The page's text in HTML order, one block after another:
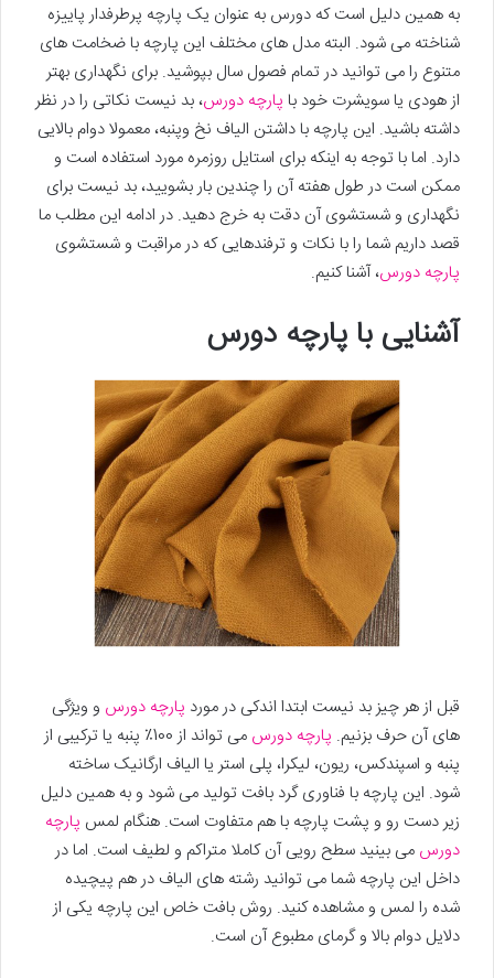
به همین دلیل است که دورس به عنوان یک پارچه پرطرفدار پاییزه
شناخته می شود. البته مدل های مختلف این پارچه با ضخامت های
متنوع را می توانید در تمام فصول سال بپوشید. برای نگهداری بهتر
از هودی یا سویشرت خود با پارچه دورس، بد نیست نکاتی را در نظر
داشته باشید. این پارچه با داشتن الیاف نخ وپنبه، معمولا دوام بالایی
دارد. اما با توجه به اینکه برای استایل روزمره مورد استفاده است و
ممکن است در طول هفته آن را چندین بار بشویید، بد نیست برای
نگهداری و شستشوی آن دقت به خرج دهید. در ادامه این مطلب ما
قصد داریم شما را با نکات و ترفندهایی که در مراقبت و شستشوی
پارچه دورس، آشنا کنیم.
آشنایی با پارچه دورس
قبل از هر چیز بد نیست ابتدا اندکی در مورد پارچه دورس و ویژگی
های آن حرف بزنیم. پارچه دورس
می تواند از 100٪ پنبه یا ترکیبی از
پنبه و اسپندکس، ریون، لیکرا، پلی استر یا الیاف ارگانیک ساخته
شود. این پارچه با فناوری گرد بافت تولید می شود و به همین دلیل
زیر دست رو و پشت پارچه با هم متفاوت است. هنگام لمس پارچه
دورس می بینید سطح رویی آن کاملا متراکم و لطیف است. اما در
داخل این پارچه شما می توانید رشته های الیاف در هم پیچیده
شده را لمس و مشاهده کنید. روش بافت خاص این پارچه یکی از
دلایل دوام بالا و گرمای مطبوع آن است.